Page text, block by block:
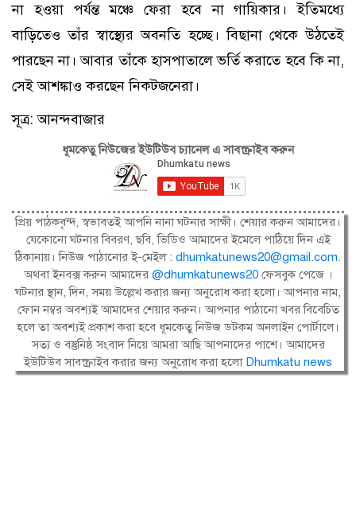
না হওয়া পর্যন্ত মঞ্চে ফেরা হবে না গায়িকার। ইতিমধ্যে
বাড়িতেও তাঁর স্বাস্থ্যের অবনতি হচ্ছে। বিছানা থেকে উঠতেই
পারছেন না। আবার তাঁকে হাসপাতালে ভর্তি করাতে হবে কি না,
সেই আশঙ্কাও করছেন নিকটজনেরা।
সূত্র: আনন্দবাজার
ধূমকেতু নিউজের ইউটিউব চ্যানেল এ সাবস্ক্রাইব করুন
প্রিয় পাঠকবৃন্দ, স্বভাবতই আপনি নানা ঘটনার সাক্ষী। শেয়ার করুন আমাদের।
যেকোনো ঘটনার বিবরণ, ছবি, ভিডিও আমাদের ইমেলে পাঠিয়ে দিন এই
ঠিকানায়। নিউজ পাঠানোর ই-মেইল : dhumkatunews20@gmail.com.
অথবা ইনবক্স করুন আমাদের@dhumkatunews20 ফেসবুক পেজে ।
ঘটনার স্থান, দিন, সময় উল্লেখ করার জন্য অনুরোধ করা হলো। আপনার নাম,
ফোন নম্বর অবশ্যই আমাদের শেয়ার করুন। আপনার পাঠানো খবর বিবেচিত
হলে তা অবশ্যই প্রকাশ করা হবে ধূমকেতু নিউজ ডটকম অনলাইন পোর্টালে।
সত্য ও বস্তুনিষ্ঠ সংবাদ নিয়ে আমরা আছি আপনাদের পাশে। আমাদের
ইউটিউব সাবস্ক্রাইব করার জন্য অনুরোধ করা হলো Dhumkatu news